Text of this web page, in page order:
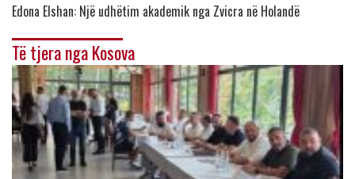
Edona Elshan: Një udhëtim akademik nga Zvicra në Holandë
Të tjera nga Kosova